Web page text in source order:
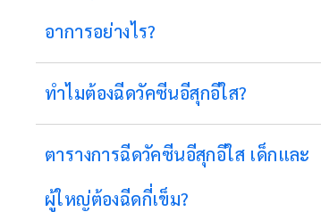
อาการอย่างไร?
ทำไมต้องฉีดวัคซีนอีสุกอีใส?
ตารางการฉีดวัคซีนอีสุกอีใส เด็กและ
ผู้ใหญ่ต้องฉีดกี่เข็ม?